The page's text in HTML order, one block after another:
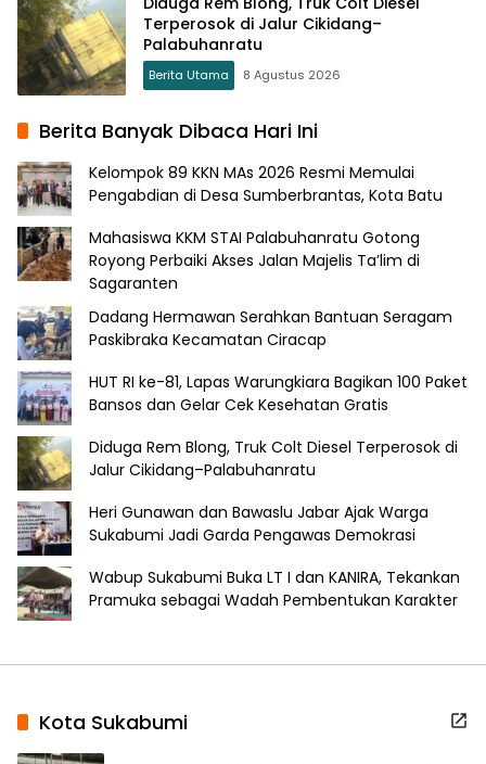
Terperosok di Jalur Cikidang–
Palabuhanratu
Berita Utama 8 Agustus 2026
Berita Banyak Dibaca Hari Ini
Kelompok 89 KKN MAs 2026 Resmi Memulai
Pengabdian di Desa Sumberbrantas, Kota Batu
Mahasiswa KKM STAI Palabuhanratu Gotong
Royong Perbaiki Akses Jalan Majelis Ta’lim di
Sagaranten
Dadang Hermawan Serahkan Bantuan Seragam
Paskibraka Kecamatan Ciracap
HUT RI ke-81, Lapas Warungkiara Bagikan 100 Paket
Bansos dan Gelar Cek Kesehatan Gratis
Diduga Rem Blong, Truk Colt Diesel Terperosok di
Jalur Cikidang–Palabuhanratu
Heri Gunawan dan Bawaslu Jabar Ajak Warga
Sukabumi Jadi Garda Pengawas Demokrasi
Wabup Sukabumi Buka LT I dan KANIRA, Tekankan
Pramuka sebagai Wadah Pembentukan Karakter
Kota Sukabumi